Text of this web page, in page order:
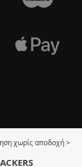
χωρίς αποδοχή >